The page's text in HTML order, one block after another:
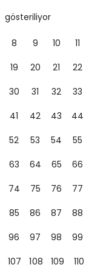
gösteriliyor
8 9 10
11
19 20 21
22
30 31 32
33
41 42 43
44
52 53 54
55
63 64 65
66
74 75 76
77
85 86 87
88
96 97 98
99
107 108 109
110